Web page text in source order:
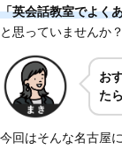
「英会話教室でよく
と思っていませんか？
お
た
今回はそんな名古屋